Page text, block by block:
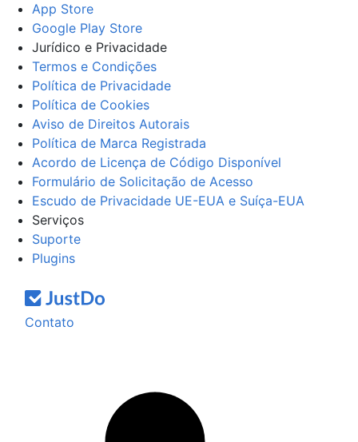
App Store
Google Play Store
Jurídico e Privacidade
Termos e Condições
Política de Privacidade
Política de Cookies
Aviso de Direitos Autorais
Política de Marca Registrada
Acordo de Licença de Código Disponível
Formulário de Solicitação de Acesso
Escudo de Privacidade UE-EUA e Suíça-EUA
Serviços
Suporte
Plugins
Contato